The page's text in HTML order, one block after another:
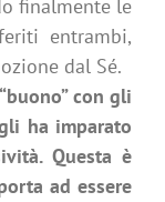
finalmente le
entrambi,
dal Sé.
con gli
ha imparato
Questa è
ad essere